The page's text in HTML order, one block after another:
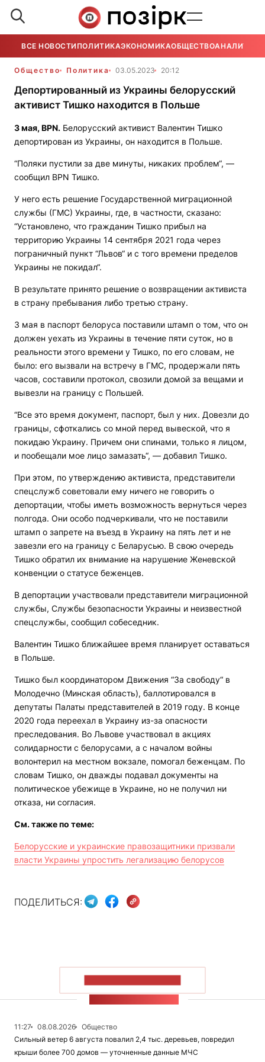
ВСЕ НОВОСТИ ПОЛИТИКАЭКОНОМИКАОБЩЕСТВОАНАЛИТИКА
Общество Политика 03.05.2023 20:12
Депортированный из Украины белорусский
активист Тишко находится в Польше
3 мая, BPN. Белорусский активист Валентин Тишко
депортирован из Украины, он находится в Польше.
“Поляки пустили за две минуты, никаких проблем“, —
сообщил BPN Тишко.
У него есть решение Государственной миграционной
службы (ГМС) Украины, где, в частности, сказано:
“Установлено, что гражданин Тишко прибыл на
территорию Украины 14 сентября 2021 года через
пограничный пункт “Львов“ и с того времени пределов
Украины не покидал“.
В результате принято решение о возвращении активиста
в страну пребывания либо третью страну.
3 мая в паспорт белоруса поставили штамп о том, что он
должен уехать из Украины в течение пяти суток, но в
реальности этого времени у Тишко, по его словам, не
было: его вызвали на встречу в ГМС, продержали пять
часов, составили протокол, свозили домой за вещами и
вывезли на границу с Польшей.
“Все это время документ, паспорт, был у них. Довезли до
границы, сфоткались со мной перед вывеской, что я
покидаю Украину. Причем они спинами, только я лицом,
и пообещали мое лицо замазать“, — добавил Тишко.
При этом, по утверждению активиста, представители
спецслужб советовали ему ничего не говорить о
депортации, чтобы иметь возможность вернуться через
полгода. Они особо подчеркивали, что не поставили
штамп о запрете на въезд в Украину на пять лет и не
завезли его на границу с Беларусью. В свою очередь
Тишко обратил их внимание на нарушение Женевской
конвенции о статусе беженцев.
В депортации участвовали представители миграционной
службы, Службы безопасности Украины и неизвестной
спецслужбы, сообщил собеседник.
Валентин Тишко ближайшее время планирует оставаться
в Польше.
Тишко был координатором Движения “За свободу“ в
Молодечно (Минская область), баллотировался в
депутаты Палаты представителей в 2019 году. В конце
2020 года переехал в Украину из-за опасности
преследования. Во Львове участвовал в акциях
солидарности с белорусами, а с началом войны
волонтерил на местном вокзале, помогал беженцам. По
словам Тишко, он дважды подавал документы на
политическое убежище в Украине, но не получил ни
отказа, ни согласия.
См. также по теме:
Белорусские и украинские правозащитники призвали
власти Украины упростить легализацию белорусов
ПОДЕЛИТЬСЯ:
11:27 08.08.2026
Общество
Сильный ветер 6 августа повалил 2,4 тыс. деревьев, повредил
крыши более 700 домов — уточненные данные МЧС